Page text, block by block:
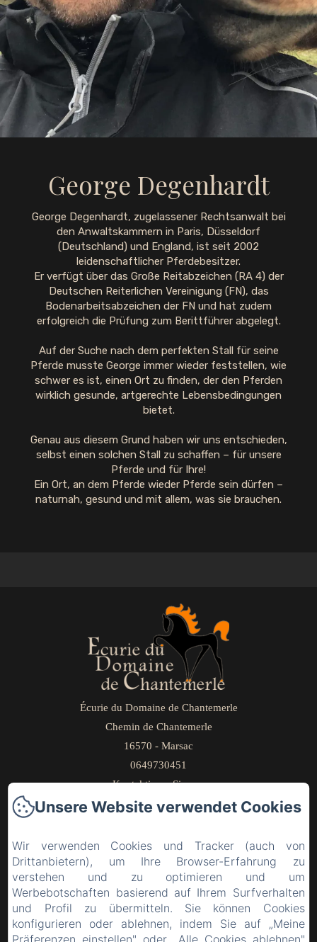
George Degenhardt
George Degenhardt, zugelassener Rechtsanwalt bei
den Anwaltskammern in Paris, Düsseldorf
(Deutschland) und England, ist seit 2002
leidenschaftlicher Pferdebesitzer.
Er verfügt über das Große Reitabzeichen (RA 4) der
Deutschen Reiterlichen Vereinigung (FN), das
Bodenarbeitsabzeichen der FN und hat zudem
erfolgreich die Prüfung zum Berittführer abgelegt.
Auf der Suche nach dem perfekten Stall für seine
Pferde musste George immer wieder feststellen, wie
schwer es ist, einen Ort zu finden, der den Pferden
wirklich gesunde, artgerechte Lebensbedingungen
bietet.
Genau aus diesem Grund haben wir uns entschieden,
selbst einen solchen Stall zu schaffen – für unsere
Pferde und für Ihre!
Ein Ort, an dem Pferde wieder Pferde sein dürfen –
naturnah, gesund und mit allem, was sie brauchen.
Écurie du Domaine de Chantemerle
Chemin de Chantemerle
16570 - Marsac
0649730451
Kontaktieren Sie uns
Home
Zimmer mit Frühstück
Fotos
Lehrgänge/Seminare
Kontakt und Zugang
Rechtliche Informationen
Unsere Website verwendet Cookies
Wir verwenden Cookies und Tracker (auch von
Drittanbietern), um Ihre Browser-Erfahrung zu
verstehen und zu optimieren und um
Werbebotschaften basierend auf Ihrem Surfverhalten
und Profil zu übermitteln. Sie können Cookies
konfigurieren oder ablehnen, indem Sie auf „Meine
Präferenzen einstellen" oder „Alle Cookies ablehnen"